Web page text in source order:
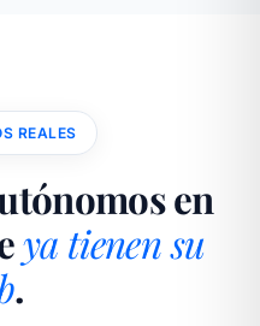
REALES
en
ya tienen su
.